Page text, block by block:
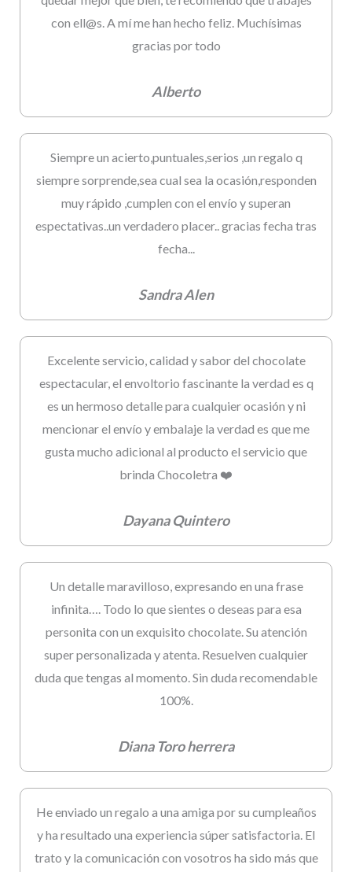
con ell@s. A mí me han hecho feliz. Muchísimas
gracias por todo
Alberto
Siempre un acierto,puntuales,serios ,un regalo q
siempre sorprende,sea cual sea la ocasión,responden
muy rápido ,cumplen con el envío y superan
espectativas..un verdadero placer.. gracias fecha tras
fecha...
Sandra Alen
Excelente servicio, calidad y sabor del chocolate
espectacular, el envoltorio fascinante la verdad es q
es un hermoso detalle para cualquier ocasión y ni
mencionar el envío y embalaje la verdad es que me
gusta mucho adicional al producto el servicio que
brinda Chocoletra ❤️
Dayana Quintero
Un detalle maravilloso, expresando en una frase
infinita…. Todo lo que sientes o deseas para esa
personita con un exquisito chocolate. Su atención
super personalizada y atenta. Resuelven cualquier
duda que tengas al momento. Sin duda recomendable
100%.
Diana Toro herrera
He enviado un regalo a una amiga por su cumpleaños
y ha resultado una experiencia súper satisfactoria. El
trato y la comunicación con vosotros ha sido más que